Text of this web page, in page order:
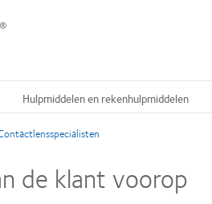
Hulpmiddelen en rekenhulpmiddelen
de klant voorop